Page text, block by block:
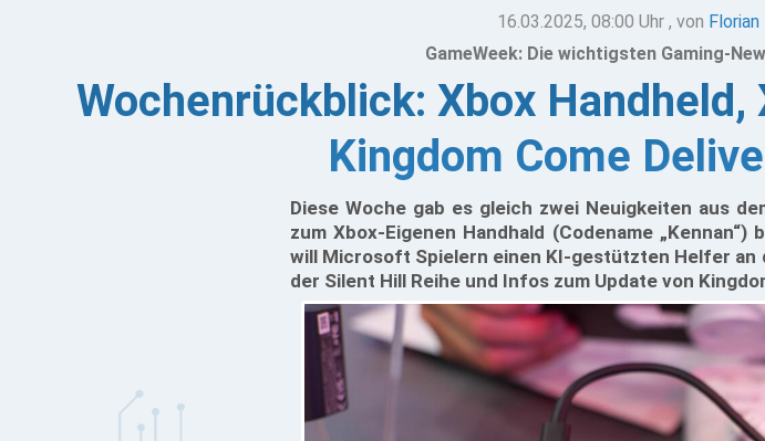
16.03.2025, 08:00 Uhr , von Florian
GameWeek: Die wichtigsten Gaming-
Wochenrückblick: Xbox
Kingdom Come
Diese Woche gab es gleich zwei Neuigkeiten aus
zum Xbox-Eigenen Handhald (Codename
will Microsoft Spielern einen KI-gestützten Helfer an
der Silent Hill Reihe und Infos zum Update von